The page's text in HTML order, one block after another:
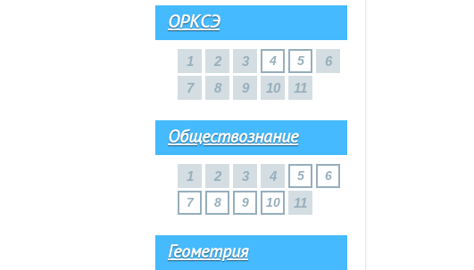
ОРКСЭ
1 2 3 4 5
6
7
8 9 10 11
Обществознание
1 2 3 4 5
6
7
8 9 10 11
Геометрия